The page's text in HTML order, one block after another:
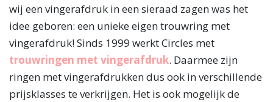
wij een vingerafdruk in een sieraad zagen was het
idee geboren: een unieke eigen trouwring met
vingerafdruk! Sinds 1999 werkt Circles met
trouwringen met vingerafdruk. Daarmee zijn
ringen met vingerafdrukken dus ook in verschillende
prijsklasses te verkrijgen. Het is ook mogelijk de